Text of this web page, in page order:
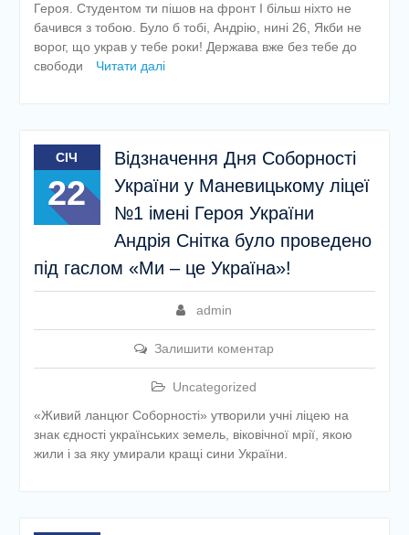
Героя. Студентом ти пішов на фронт І більш ніхто не
бачився з тобою. Було б тобі, Андрію, нині 26, Якби не
ворог, що украв у тебе роки! Держава вже без тебе до
свободи
Читати далі
СІЧ
22
Відзначення Дня Соборності
України у Маневицькому ліцеї
№1 імені Героя України
Андрія Снітка було проведено
під гаслом «Ми – це Україна»!
admin
Залишити коментар
Uncategorized
«Живий ланцюг Соборності» утворили учні ліцею на
знак єдності українських земель, віковічної мрії, якою
жили і за яку умирали кращі сини України.